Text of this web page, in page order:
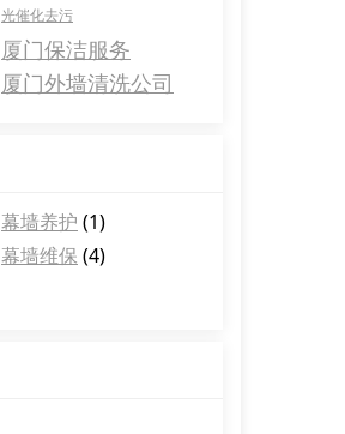
光催化去污
厦门保洁服务
厦门外墙清洗公司
幕墙养护 (1)
幕墙维保 (4)